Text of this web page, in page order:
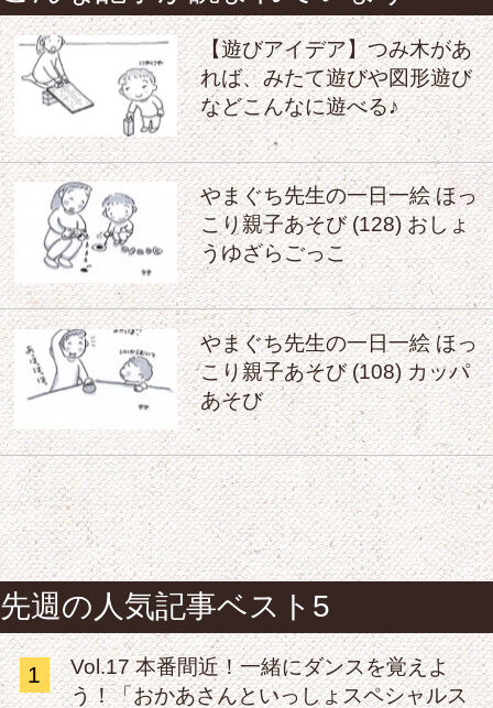
【遊びアイデア】つみ木があ
れば、みたて遊びや図形遊び
などこんなに遊べる♪
やまぐち先生の一日一絵 ほっ
こり親子あそび (128) おしょ
うゆざらごっこ
やまぐち先生の一日一絵 ほっ
こり親子あそび (108) カッパ
あそび
先週の人気記事ベスト5
1
Vol.17 本番間近！一緒にダンスを覚えよ
う！「おかあさんといっしょスペシャルス